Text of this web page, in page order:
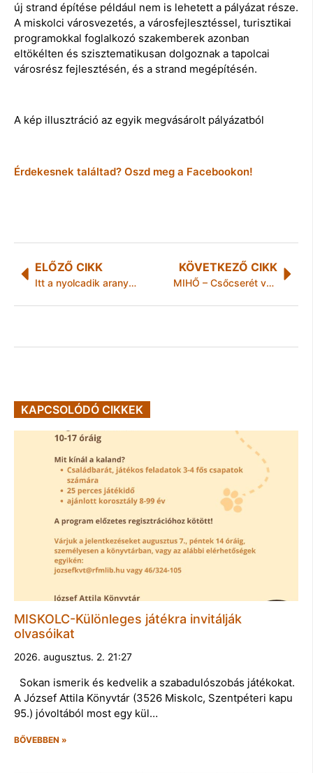
új strand építése például nem is lehetett a pályázat része.
A miskolci városvezetés, a városfejlesztéssel, turisztikai
programokkal foglalkozó szakemberek azonban
eltökélten és szisztematikusan dolgoznak a tapolcai
városrész fejlesztésén, és a strand megépítésén.
A kép illusztráció az egyik megvásárolt pályázatból
Érdekesnek találtad? Oszd meg a Facebookon!
ELŐZŐ CIKK
Itt a nyolcadik aranyunk-Risztov Éva aranyérmes 10 kilométeren
KÖVETKEZŐ CIKK
MIHŐ – Csőcserét végeztek szolgáltatás kiesés nélkül
KAPCSOLÓDÓ CIKKEK
MISKOLC-Különleges játékra invitálják
olvasóikat
2026. augusztus. 2. 21:27
Sokan ismerik és kedvelik a szabadulószobás játékokat.
A József Attila Könyvtár (3526 Miskolc, Szentpéteri kapu
95.) jóvoltából most egy kül…
BŐVEBBEN »